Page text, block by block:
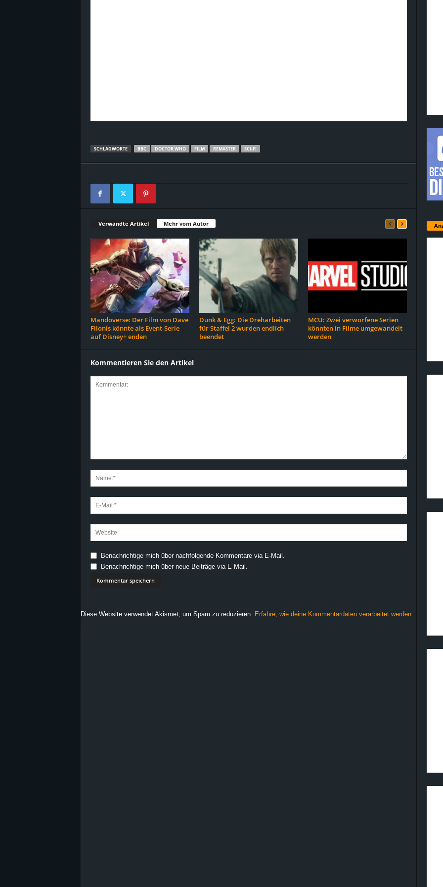
SCHLAGWORTE BBC DOCTOR WHO FILM REMASTER SCI-FI
Verwandte Artikel Mehr vom Autor
Mandoverse: Der Film von Dave
Filonis könnte als Event-Serie
auf Disney+ enden
Dunk & Egg: Die Dreharbeiten
für Staffel 2 wurden endlich
beendet
MCU: Zwei verworfene Serien
könnten in Filme umgewandelt
werden
Kommentieren Sie den Artikel
Benachrichtige mich über nachfolgende Kommentare via E-Mail.
Benachrichtige mich über neue Beiträge via E-Mail.
Diese Website verwendet Akismet, um Spam zu reduzieren. Erfahre, wie deine Kommentardaten verarbeitet werden.